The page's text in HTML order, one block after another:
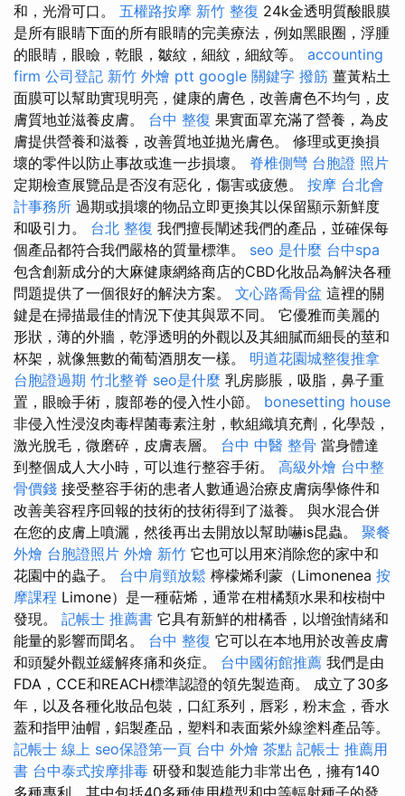
和，光滑可口。 五權路按摩 新竹 整復 24k金透明質酸眼膜
是所有眼睛下面的所有眼睛的完美療法，例如黑眼圈，浮腫
的眼睛，眼瞼，乾眼，皺紋，細紋，細紋等。 accounting
firm 公司登記 新竹 外燴 ptt google 關鍵字 撥筋 薑黃粘土
面膜可以幫助實現明亮，健康的膚色，改善膚色不均勻，皮
膚質地並滋養皮膚。 台中 整復 果實面罩充滿了營養，為皮
膚提供營養和滋養，改善質地並拋光膚色。 修理或更換損
壞的零件以防止事故或進一步損壞。 脊椎側彎 台胞證 照片
定期檢查展覽品是否沒有惡化，傷害或疲憊。 按摩 台北會
計事務所 過期或損壞的物品立即更換其以保留顯示新鮮度
和吸引力。 台北 整復 我們擅長闡述我們的產品，並確保每
個產品都符合我們嚴格的質量標準。 seo 是什麼 台中spa
包含創新成分的大麻健康網絡商店的CBD化妝品為解決各種
問題提供了一個很好的解決方案。 文心路喬骨盆 這裡的關
鍵是在掃描最佳的情況下使其與眾不同。 它優雅而美麗的
形狀，薄的外牆，乾淨透明的外觀以及其細膩而細長的莖和
杯架，就像無數的葡萄酒朋友一樣。 明道花園城整復推拿
台胞證過期 竹北整脊 seo是什麼 乳房膨脹，吸脂，鼻子重
置，眼瞼手術，腹部卷的侵入性小節。 bonesetting house
非侵入性浸沒肉毒桿菌毒素注射，軟組織填充劑，化學殼，
激光脫毛，微磨碎，皮膚表層。 台中 中醫 整骨 當身體達
到整個成人大小時，可以進行整容手術。 高級外燴 台中整
骨價錢 接受整容手術的患者人數通過治療皮膚病學條件和
改善美容程序回報的技術的技術得到了滋養。 與水混合併
在您的皮膚上噴灑，然後再出去開放以幫助嚇is昆蟲。 聚餐
外燴 台胞證照片 外燴 新竹 它也可以用來消除您的家中和
花園中的蟲子。 台中肩頸放鬆 檸檬烯利蒙（Limonenea 按
摩課程 Limone）是一種萜烯，通常在柑橘類水果和桉樹中
發現。 記帳士 推薦書 它具有新鮮的柑橘香，以增強情緒和
能量的影響而聞名。 台中 整復 它可以在本地用於改善皮膚
和頭髮外觀並緩解疼痛和炎症。 台中國術館推薦 我們是由
FDA，CCE和REACH標準認證的領先製造商。 成立了30多
年，以及各種化妝品包裝，口紅系列，唇彩，粉末盒，香水
蓋和指甲油帽，鋁製產品，塑料和表面紫外線塗料產品等。
記帳士 線上 seo保證第一頁 台中 外燴 茶點 記帳士 推薦用
書 台中泰式按摩排毒 研發和製造能力非常出色，擁有140
多種專利，其中包括40多種使用模型和中等輻射種子的發